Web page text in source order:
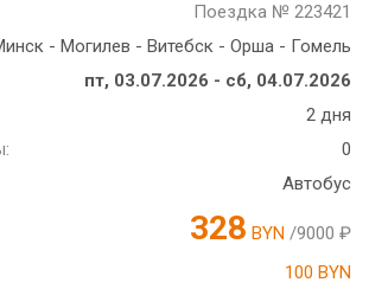
Поездка № 223421
- Могилев - Витебск - Орша - Гомель
пт, 03.07.2026 - сб, 04.07.2026
2 дня
0
Автобус
328 BYN /9000 ₽
100 BYN